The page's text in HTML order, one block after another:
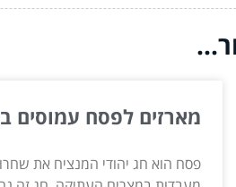
מארזים לפסח עמוסים
פסח הוא חג יהודי המנציח את